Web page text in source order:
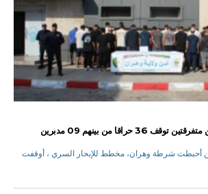
شرطة وهران في عمليتين متفرقتين توقف 36 حراقا من بينهم 09 مدبرين
أحبطت شرطة وهران، مخطط للإبحار السري ، أوقفت